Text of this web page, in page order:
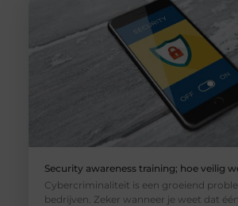
Security awareness training; hoe veilig
Cybercriminaliteit is een groeiend
bedrijven. Zeker wanneer je weet dat